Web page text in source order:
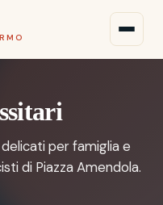
per famiglia e
di Piazza Amendola.